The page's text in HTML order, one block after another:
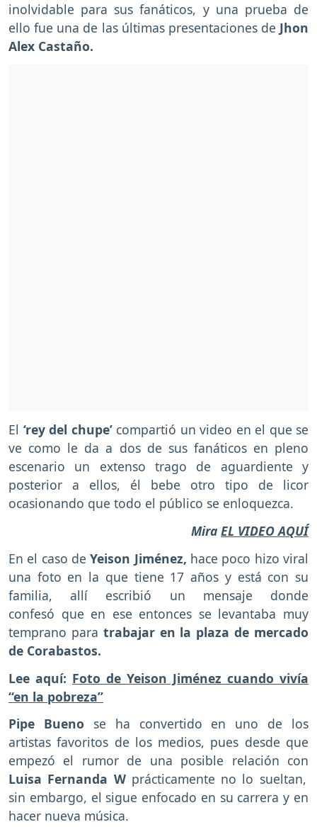
inolvidable para sus fanáticos, y una prueba de
ello fue una de las últimas presentaciones de Jhon
Alex Castaño.
El ‘rey del chupe’ compartió un video en el que se
ve como le da a dos de sus fanáticos en pleno
escenario un extenso trago de aguardiente y
posterior a ellos, él bebe otro tipo de licor
ocasionando que todo el público se enloquezca.
Mira EL VIDEO AQUÍ
En el caso de Yeison Jiménez, hace poco hizo viral
una foto en la que tiene 17 años y está con su
familia, allí escribió un mensaje donde
confesó que en ese entonces se levantaba muy
temprano para trabajar en la plaza de mercado
de Corabastos.
Lee aquí: Foto de Yeison Jiménez cuando vivía
“en la pobreza”
Pipe Bueno se ha convertido en uno de los
artistas favoritos de los medios, pues desde que
empezó el rumor de una posible relación con
Luisa Fernanda Wprácticamente no lo sueltan,
sin embargo, el sigue enfocado en su carrera y en
hacer nueva música.